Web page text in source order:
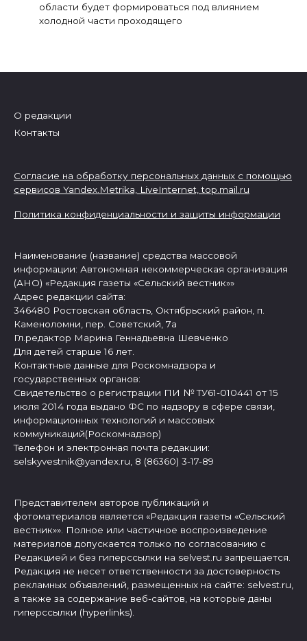
области будет формироваться под влиянием
холодной части проходящего
О редакции
Контакты
Согласие на обработку персональных данных с помощью
сервисов Yandex.Metrika, LiveInternet,top.mail.ru
Политика конфиденциальности и защиты информации
Наименование (название) средства массовой
информации: Автономная некоммерческая организация
(АНО) «Редакция газеты «Сельский вестник»»
Адрес редакции сайта:
346480 Ростовская область, Октябрьский район, п.
Каменоломни, пер. Советский, 7а
Гл.редактор Марина Геннадьевна Шевченко
Для детей старше 16 лет.
Контактные данные для Роскомнадзора и
государственных органов:
Свидетельство о регистрации ПИ № ТУ61-010441 от 15
июля 2014 года выдано ФС по надзору в сфере связи,
информационных технологий и массовых
коммуникаций(Роскомнадзор)
Телефон и электронная почта редакции:
selskyvestnik@yandex.ru, 8 (86360) 3-17-89
Представителем авторов публикаций и
фотоматериалов является «Редакция газеты «Сельский
вестник»». Полное или частичное воспроизведение
материалов допускается только по согласованию с
Редакцией и без гиперссылки на selvest.ru запрещается.
Редакция не несет ответственности за достоверность
рекламных объявлений, размещенных на сайте: selvest.ru,
а также за содержание веб-сайтов, на которые даны
гиперссылки (hyperlinks).